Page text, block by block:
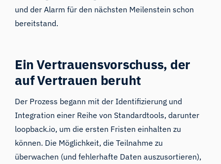
und der Alarm für den nächsten Meilenstein schon
bereitstand.
Ein Vertrauensvorschuss, der
auf Vertrauen beruht
Der Prozess begann mit der Identifizierung und
Integration einer Reihe von Standardtools, darunter
loopback.io, um die ersten Fristen einhalten zu
können. Die Möglichkeit, die Teilnahme zu
überwachen (und fehlerhafte Daten auszusortieren),